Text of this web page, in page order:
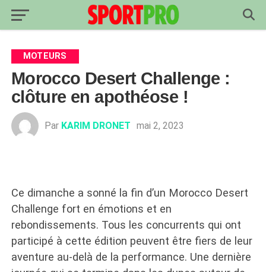
MOTEURS
Morocco Desert Challenge :
clôture en apothéose !
Par KARIM DRONET mai 2, 2023
Ce dimanche a sonné la fin d’un Morocco Desert
Challenge fort en émotions et en
rebondissements. Tous les concurrents qui ont
participé à cette édition peuvent être fiers de leur
aventure au-delà de la performance. Une dernière